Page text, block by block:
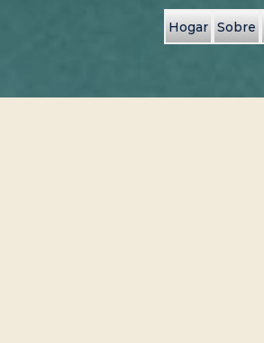
Hogar Sobre